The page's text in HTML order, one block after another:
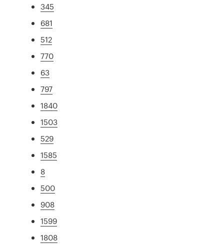
345
681
512
770
63
797
1840
1503
529
1585
8
500
908
1599
1808